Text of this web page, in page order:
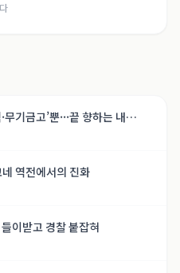
기금고’뿐···끝 향하는 내
호, 내란의 기록]
역전에서의 진화
이받고 경찰 붙잡혀